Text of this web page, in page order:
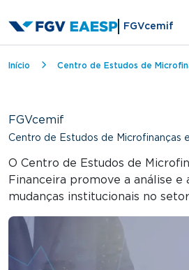
FGVcemif
Trilha de navegação
Início Centro de Estudos de
FGVcemif
Centro de Estudos de Microfinanças
O Centro de Estudos de
Financeira promove a análise e
mudanças institucionais no